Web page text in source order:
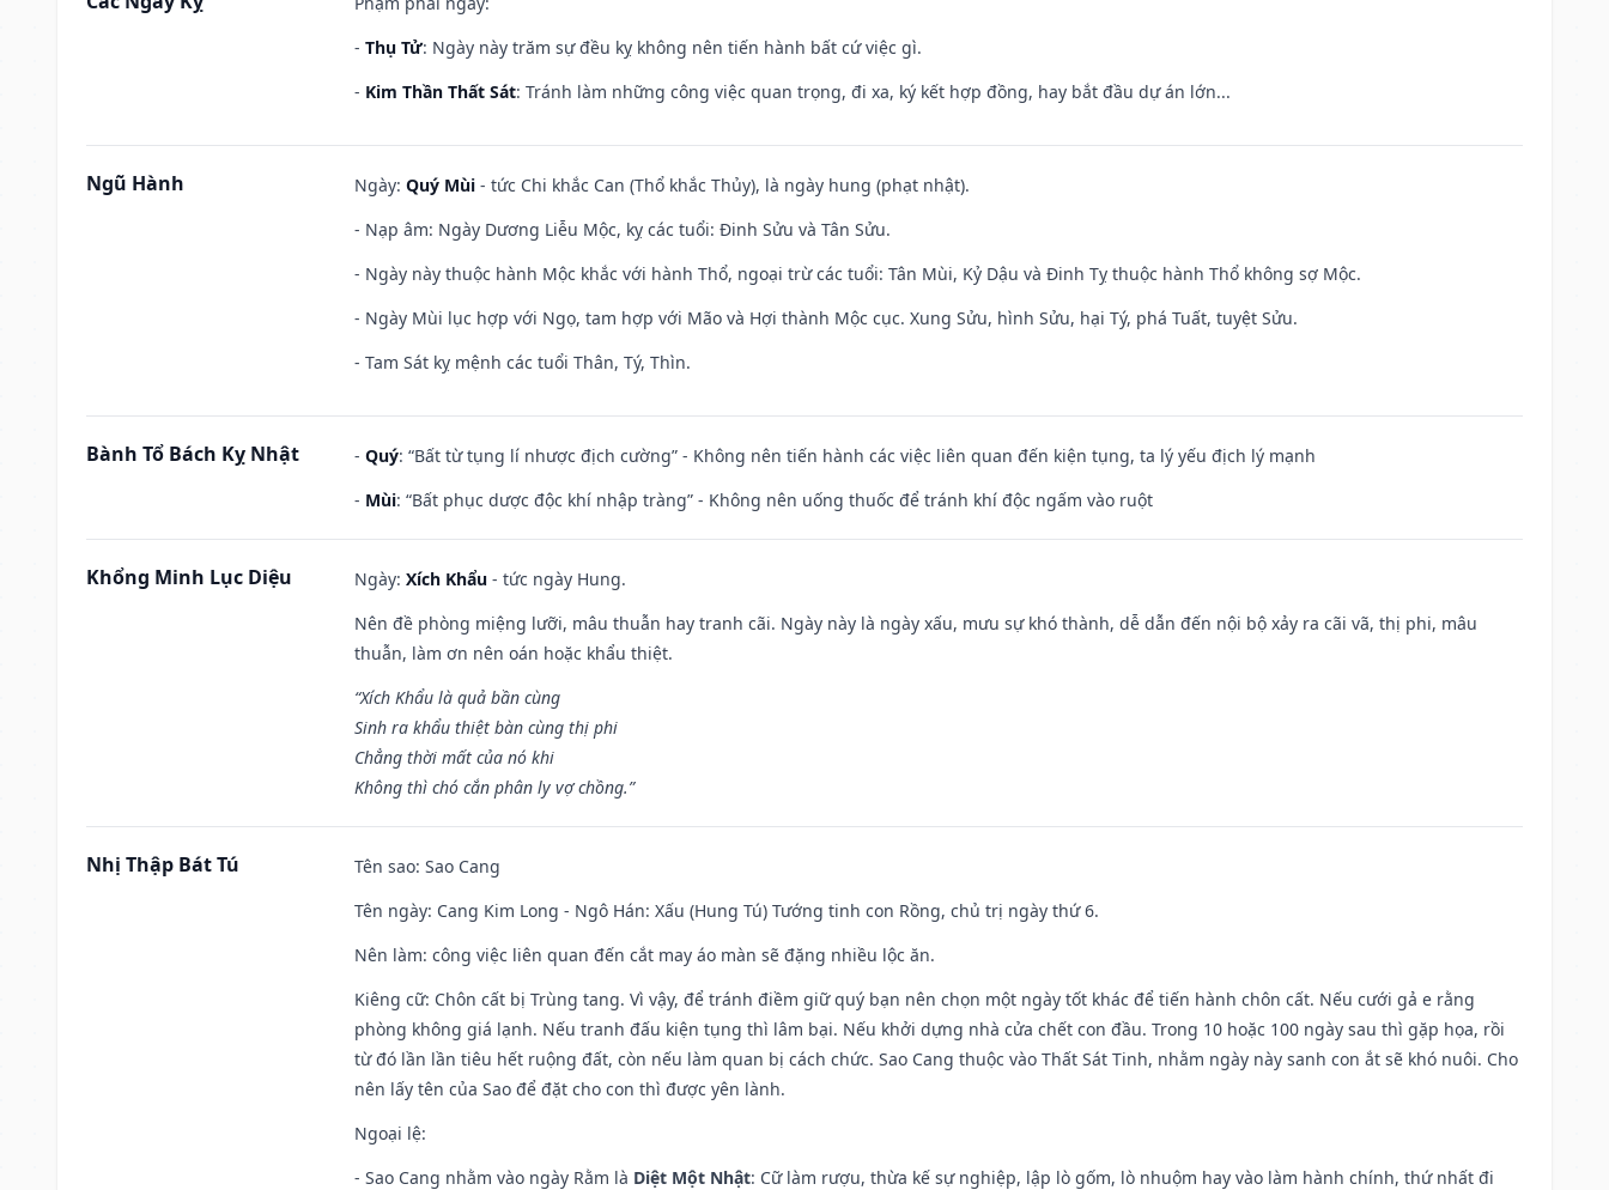
- Thụ Tử: Ngày này trăm sự đều kỵ không nên tiến hành bất cứ việc gì.
- Kim Thần Thất Sát: Tránh làm những công việc quan trọng, đi xa, ký kết hợp đồng, hay bắt đầu dự án lớn...
Ngũ Hành Ngày: Quý Mùi - tức Chi khắc Can (Thổ khắc Thủy), là ngày hung (phạt nhật).
- Nạp âm: Ngày Dương Liễu Mộc, kỵ các tuổi: Đinh Sửu và Tân Sửu.
- Ngày này thuộc hành Mộc khắc với hành Thổ, ngoại trừ các tuổi: Tân Mùi, Kỷ Dậu và Đinh Tỵ thuộc hành Thổ không sợ Mộc.
- Ngày Mùi lục hợp với Ngọ, tam hợp với Mão và Hợi thành Mộc cục. Xung Sửu, hình Sửu, hại Tý, phá Tuất, tuyệt Sửu.
- Tam Sát kỵ mệnh các tuổi Thân, Tý, Thìn.
Bành Tổ Bách Kỵ Nhật - Quý: “Bất từ tụng lí nhược địch cường” - Không nên tiến hành các việc liên quan đến kiện tụng, ta lý yếu địch lý mạnh
- Mùi: “Bất phục dược độc khí nhập tràng” - Không nên uống thuốc để tránh khí độc ngấm vào ruột
Khổng Minh Lục Diệu Ngày: Xích Khẩu - tức ngày Hung.
Nên đề phòng miệng lưỡi, mâu thuẫn hay tranh cãi. Ngày này là ngày xấu, mưu sự khó thành, dễ dẫn đến nội bộ xảy ra cãi vã, thị phi, mâu
thuẫn, làm ơn nên oán hoặc khẩu thiệt.
“Xích Khẩu là quả bần cùng
Sinh ra khẩu thiệt bàn cùng thị phi
Chẳng thời mất của nó khi
Không thì chó cắn phân ly vợ chồng.”
Nhị Thập Bát Tú Tên sao: Sao Cang
Tên ngày: Cang Kim Long - Ngô Hán: Xấu (Hung Tú) Tướng tinh con Rồng, chủ trị ngày thứ 6.
Nên làm: công việc liên quan đến cắt may áo màn sẽ đặng nhiều lộc ăn.
Kiêng cữ: Chôn cất bị Trùng tang. Vì vậy, để tránh điềm giữ quý bạn nên chọn một ngày tốt khác để tiến hành chôn cất. Nếu cưới gả e rằng
phòng không giá lạnh. Nếu tranh đấu kiện tụng thì lâm bại. Nếu khởi dựng nhà cửa chết con đầu. Trong 10 hoặc 100 ngày sau thì gặp họa, rồi
từ đó lần lần tiêu hết ruộng đất, còn nếu làm quan bị cách chức. Sao Cang thuộc vào Thất Sát Tinh, nhằm ngày này sanh con ắt sẽ khó nuôi. Cho
nên lấy tên của Sao để đặt cho con thì được yên lành.
Ngoại lệ:
- Sao Cang nhằm vào ngày Rằm là Diệt Một Nhật: Cữ làm rượu, thừa kế sự nghiệp, lập lò gốm, lò nhuộm hay vào làm hành chính, thứ nhất đi